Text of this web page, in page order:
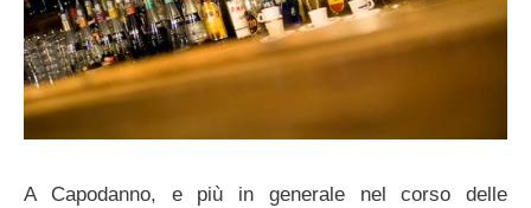
A Capodanno, e più in generale nel corso delle